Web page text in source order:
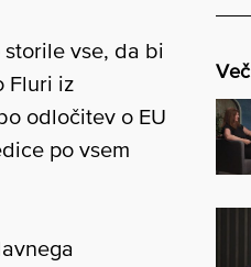
storile vse, da bi
Fluri iz
odločitev o EU
po vsem